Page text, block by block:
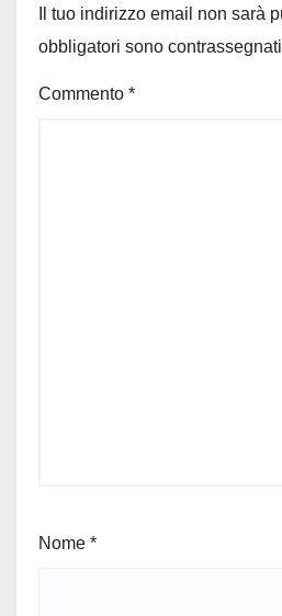
Il tuo indirizzo email non sarà
obbligatori sono contrassegnati
Commento *
Nome *